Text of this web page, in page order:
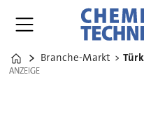
Home
Branche-Markt
ANZEIGE
ANZEIGE